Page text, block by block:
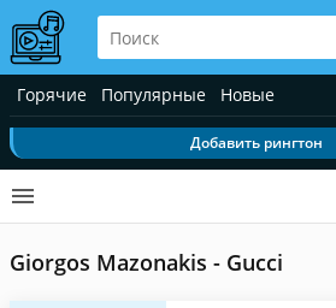
Горячие Популярные Новые
Добавить рингтон
Giorgos Mazonakis - Gucci